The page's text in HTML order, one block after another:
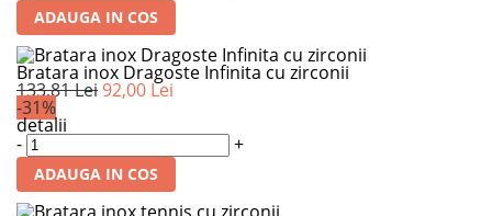
ADAUGA IN COS
Bratara inox Dragoste Infinita cu zirconii
133,81 Lei 92,00 Lei
-31%
detalii
- +
ADAUGA IN COS